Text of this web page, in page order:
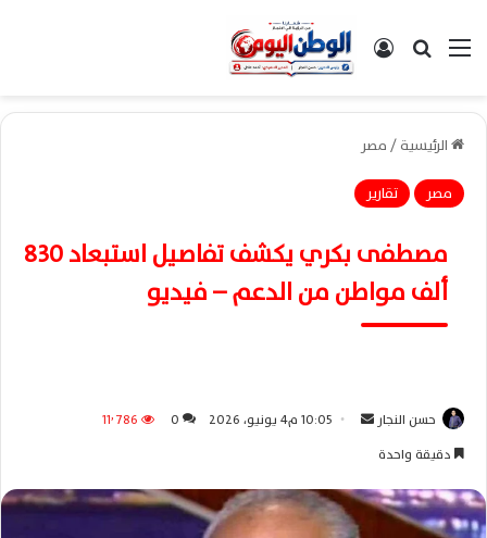
القائمةبحث عن تسجيل الدخول
الرئيسية/مصر
مصر
تقارير
مصطفى بكري يكشف تفاصيل استبعاد 830
ألف مواطن من الدعم – فيديو
حسن النجار
ل
ب
10:05 م4 يونيو، 2026 0
11٬786
دقيقة واحدة